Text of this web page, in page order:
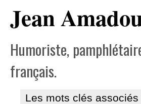
Jean
Humoriste,
français.
Les mots clés